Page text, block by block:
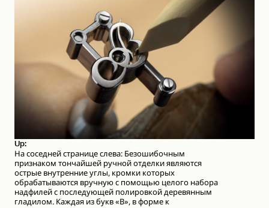
Up:
На соседней странице слева: Безошибочным
признаком тончайшей ручной отделки являются
острые внутренние углы, кромки которых
обрабатываются вручную с помощью целого набора
надфилей с последующей полировкой деревянным
гладилом. Каждая из букв «B», в форме к